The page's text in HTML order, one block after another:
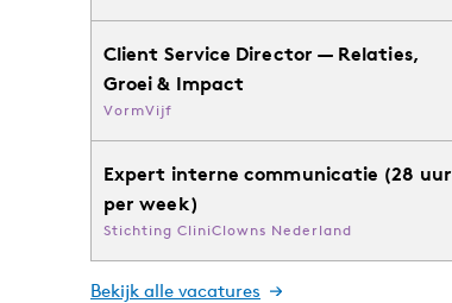
Client Service Director — Relaties,
Groei & Impact
VormVijf
Expert interne communicatie (28 uur
per week)
Stichting CliniClowns Nederland
Bekijk alle vacatures